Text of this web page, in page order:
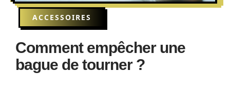
ACCESSOIRES
Comment empêcher une
bague de tourner ?